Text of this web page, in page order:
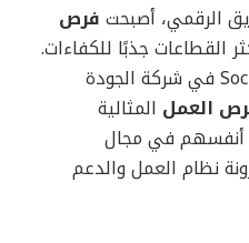
الرقمي، أصبحت فرص
القطاعات جذبًا للكفاءات.
وظيفة Social Media Specialist في شركة الجودة
العمل المثالية
أنفسهم في مجال
نظام العمل والدعم